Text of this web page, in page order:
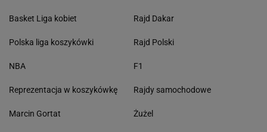
Basket Liga kobiet
Polska liga koszykówki
NBA
Reprezentacja w koszykówkę
Marcin Gortat
Rajd Dakar
Rajd Polski
F1
Rajdy samochodowe
Żużel